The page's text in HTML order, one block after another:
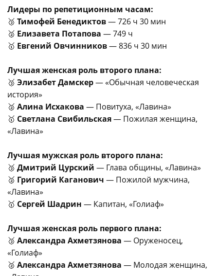
Лидеры по репетиционным часам:
🥉 Тимофей Бенедиктов— 726 ч 30 мин
🥈 Елизавета Потапова — 749 ч
🥇 Евгений Овчинников— 836 ч 30 мин
Лучшая женская роль второго плана:
🥉 Элизабет Дамскер— «Обычная человеческая
история»
🥈 Алина Исхакова — Повитуха, «Лавина»
🥇 Светлана Свибильская— Пожилая женщина,
«Лавина»
Лучшая мужская роль второго плана:
🥉 Дмитрий Цурский — Глава общины, «Лавина»
🥈 Григорий Каганович — Пожилой мужчина,
«Лавина»
🥇 Сергей Шадрин — Капитан, «Голиаф»
Лучшая женская роль первого плана:
🥉 Александра Ахметзянова — Оруженосец,
«Голиаф»
🥈 Александра Ахметзянова — Молодая женщина,